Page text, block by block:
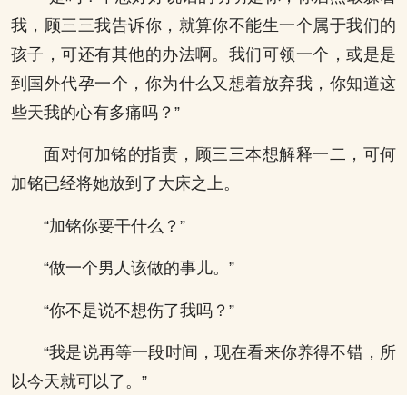
我，顾三三我告诉你，就算你不能生一个属于我们的
孩子，可还有其他的办法啊。我们可领一个，或是是
到国外代孕一个，你为什么又想着放弃我，你知道这
些天我的心有多痛吗？”
面对何加铭的指责，顾三三本想解释一二，可何
加铭已经将她放到了大床之上。
“加铭你要干什么？”
“做一个男人该做的事儿。”
“你不是说不想伤了我吗？”
“我是说再等一段时间，现在看来你养得不错，所
以今天就可以了。”